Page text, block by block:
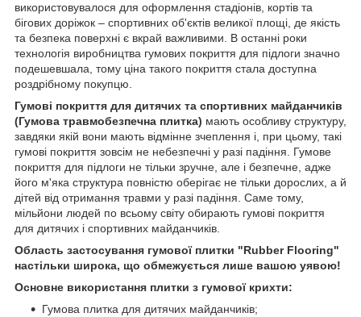
використовувалося для оформлення стадіонів, кортів та
бігових доріжок – спортивних об'єктів великої площі, де якість
та безпека поверхні є вкрай важливими. В останні роки
технологія виробництва гумових покриття для підлоги значно
подешевшала, тому ціна такого покриття стала доступна
роздрібному покупцю.
Гумові покриття для дитячих та спортивних майданчиків
(Гумова травмобезпечна плитка) мають особливу структуру,
завдяки якій вони мають відмінне зчеплення і, при цьому, такі
гумові покриття зовсім не небезпечні у разі падіння. Гумове
покриття для підлоги не тільки зручне, але і безпечне, адже
його м'яка структура повністю оберігає не тільки дорослих, а й
дітей від отримання травми у разі падіння. Саме тому,
мільйони людей по всьому світу обирають гумові покриття
для дитячих і спортивних майданчиків.
Область застосування гумової плитки "Rubber Flooring"
настільки широка, що обмежується лише вашою уявою!
Основне використання плитки з гумової крихти:
Гумова плитка для дитячих майданчиків;